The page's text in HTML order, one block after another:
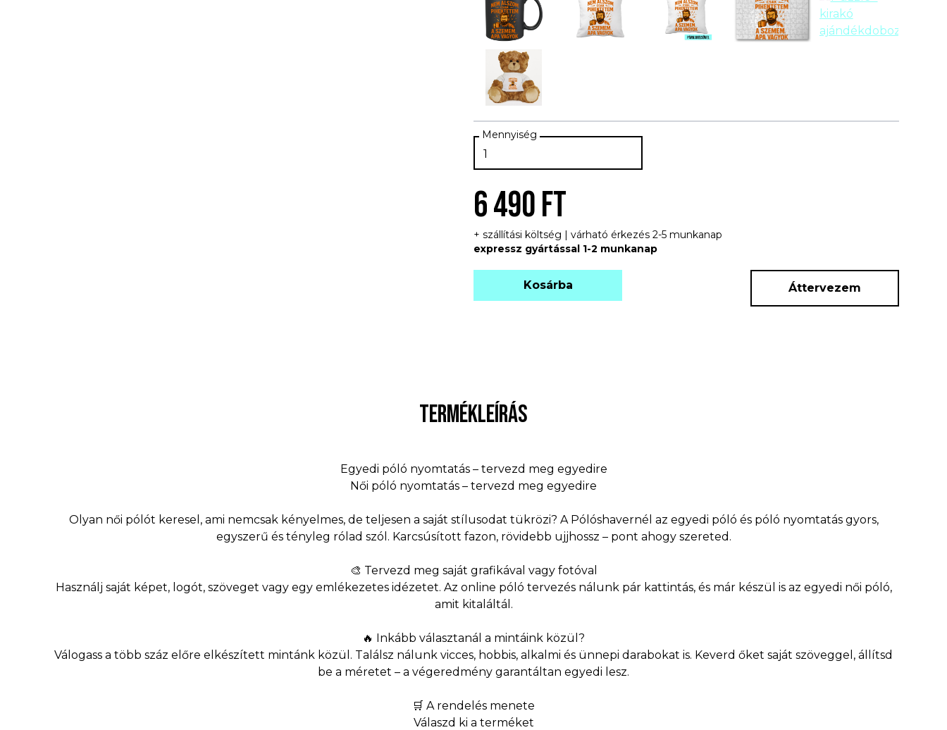
6 490 FT
+ szállítási költség | várható érkezés 2-5 munkanap
expressz gyártással 1-2 munkanap
Kosárba Áttervezem
TERMÉKLEÍRÁS
Egyedi póló nyomtatás – tervezd meg egyedire
Női póló nyomtatás – tervezd meg egyedire
Olyan női pólót keresel, ami nemcsak kényelmes, de teljesen a saját stílusodat tükrözi? A Pólóshavernél az egyedi póló és póló nyomtatás gyors,
egyszerű és tényleg rólad szól. Karcsúsított fazon, rövidebb ujjhossz – pont ahogy szereted.
🎨 Tervezd meg saját grafikával vagy fotóval
Használj saját képet, logót, szöveget vagy egy emlékezetes idézetet. Az online póló tervezés nálunk pár kattintás, és már készül is az egyedi női póló,
amit kitaláltál.
🔥 Inkább választanál a mintáink közül?
Válogass a több száz előre elkészített mintánk közül. Találsz nálunk vicces, hobbis, alkalmi és ünnepi darabokat is. Keverd őket saját szöveggel, állítsd
be a méretet – a végeredmény garantáltan egyedi lesz.
🛒 A rendelés menete
Válaszd ki a terméket